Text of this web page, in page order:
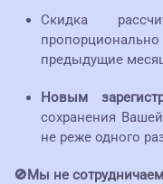
Скидка
предыдущие
Новым
сохранения
не реже одного
🚫Мы не